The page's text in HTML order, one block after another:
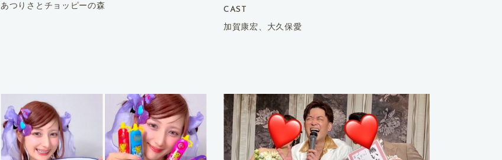
あつりさとチョッピーの森 CAST
加賀康宏、大久保愛